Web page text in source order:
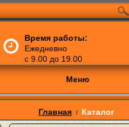
Время работы:
Ежедневно
с 9.00 до 19.00
Меню
Главная / Каталог